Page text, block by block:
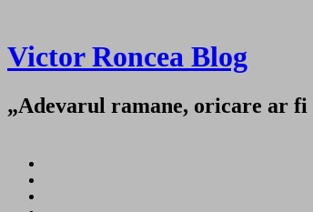
Victor Roncea Blog
„Adevarul ramane, oricare ar